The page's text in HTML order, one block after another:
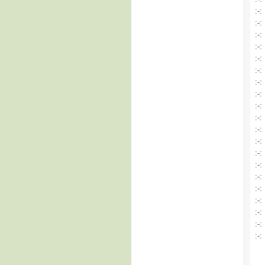
:-:
:-:
:-:
:-:
:-:
:-:
:-:
:-:
:-:
:-:
:-:
:-:
:-:
:-:
:-:
:-:
:-:
:-:
:-:
:-: